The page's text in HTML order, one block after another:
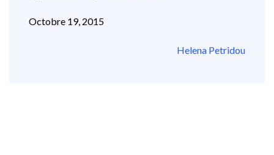
Octobre 19, 2015
Helena Petridou